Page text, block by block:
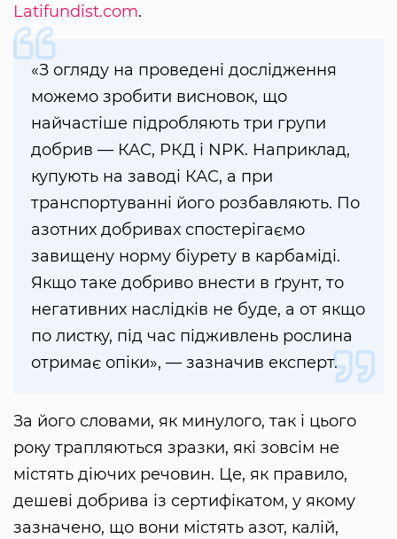
Latifundist.com.
«З огляду на проведені дослідження
можемо зробити висновок, що
найчастіше підробляють три групи
добрив — КАС, РКД і NPK. Наприклад,
купують на заводі КАС, а при
транспортуванні його розбавляють. По
азотних добривах спостерігаємо
завищену норму біурету в карбаміді.
Якщо таке добриво внести в ґрунт, то
негативних наслідків не буде, а от якщо
по листку, під час підживлень рослина
отримає опіки», — зазначив експерт.
За його словами, як минулого, так і цього
року трапляються зразки, які зовсім не
містять діючих речовин. Це, як правило,
дешеві добрива із сертифікатом, у якому
зазначено, що вони містять азот, калій,